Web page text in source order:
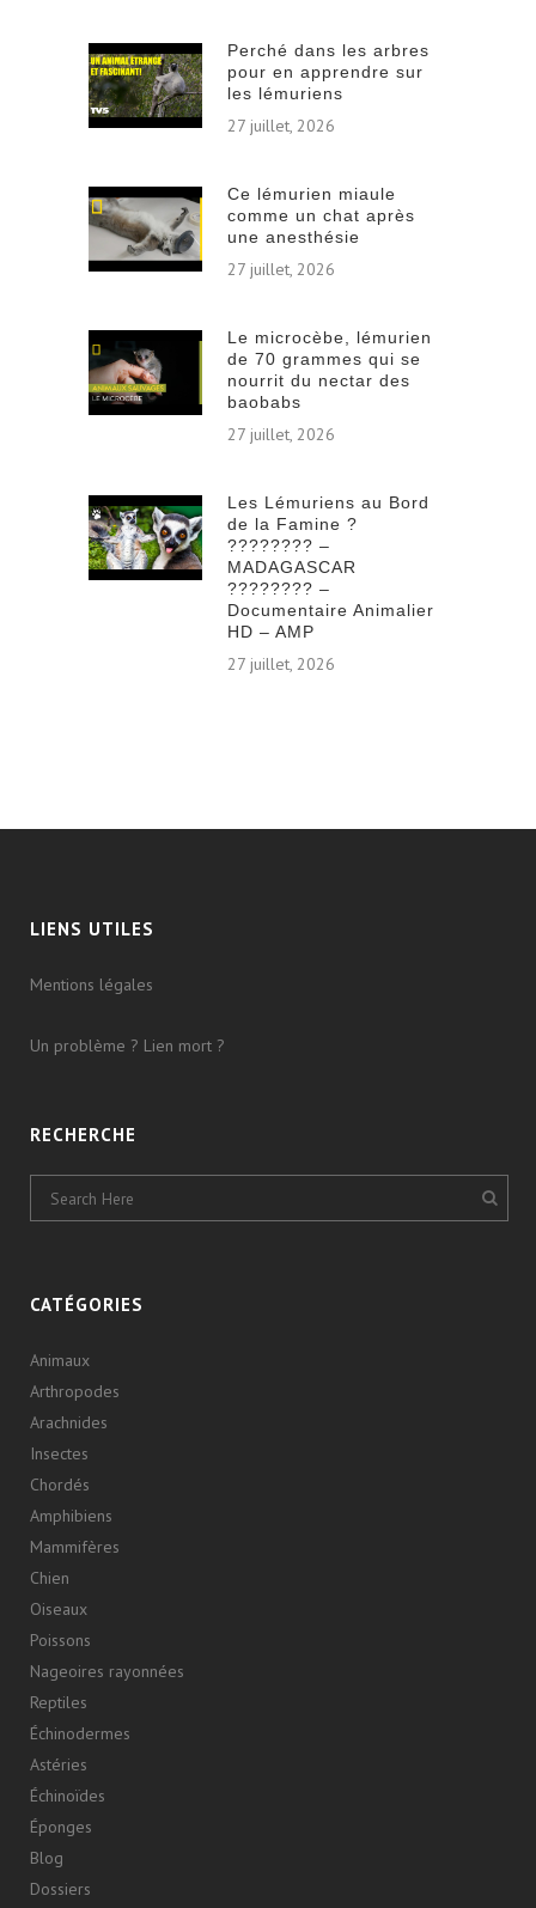
Perché dans les arbres
pour en apprendre sur
les lémuriens
27 juillet, 2026
Ce lémurien miaule
comme un chat après
une anesthésie
27 juillet, 2026
Le microcèbe, lémurien
de 70 grammes qui se
nourrit du nectar des
baobabs
27 juillet, 2026
Les Lémuriens au Bord
de la Famine ?
???????? –
MADAGASCAR
???????? –
Documentaire Animalier
HD – AMP
27 juillet, 2026
LIENS UTILES
Mentions légales
Un problème ? Lien mort ?
RECHERCHE
CATÉGORIES
Animaux
Arthropodes
Arachnides
Insectes
Chordés
Amphibiens
Mammifères
Chien
Oiseaux
Poissons
Nageoires rayonnées
Reptiles
Échinodermes
Astéries
Échinoïdes
Éponges
Blog
Dossiers